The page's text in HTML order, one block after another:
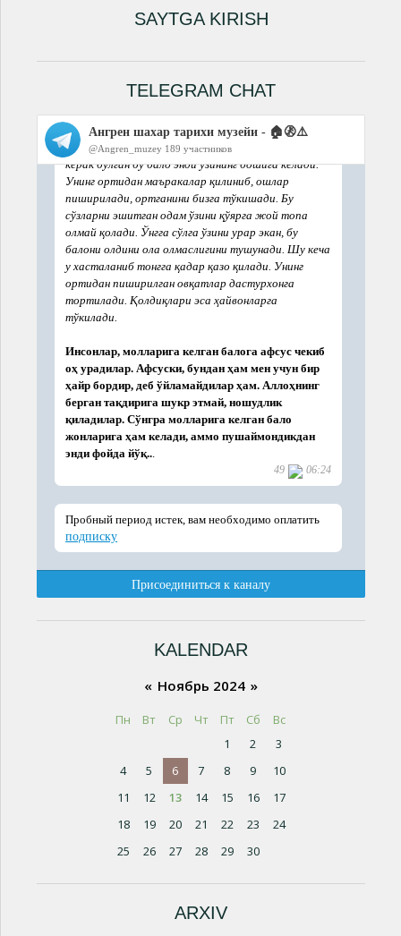
SAYTGA KIRISH
TELEGRAM CHAT
KALENDAR
« Ноябрь 2024 »
Пн Вт Ср Чт Пт Сб
Вс
1
2
3
4
5 6 7 8 9
10
11
12 13 14 15 16
17
18
19 20 21 22 23
24
25
26 27 28 29 30
ARXIV